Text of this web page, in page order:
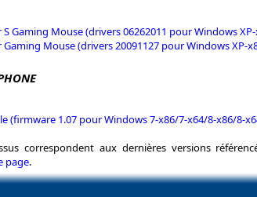
S Gaming Mouse (drivers 06262011 pour Windows
Gaming Mouse (drivers 20091127 pour Windows XP-
(firmware 1.07 pour Windows 7-x86/7-x64/8-x86/8-
correspondent aux dernières versions
page.